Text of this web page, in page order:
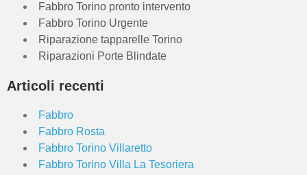
Fabbro Torino pronto intervento
Fabbro Torino Urgente
Riparazione tapparelle Torino
Riparazioni Porte Blindate
Articoli recenti
Fabbro
Fabbro Rosta
Fabbro Torino Villaretto
Fabbro Torino Villa La Tesoriera